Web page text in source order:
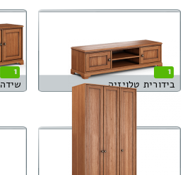
1
בידורית טלויזיה
1
שידה 4 דלתות